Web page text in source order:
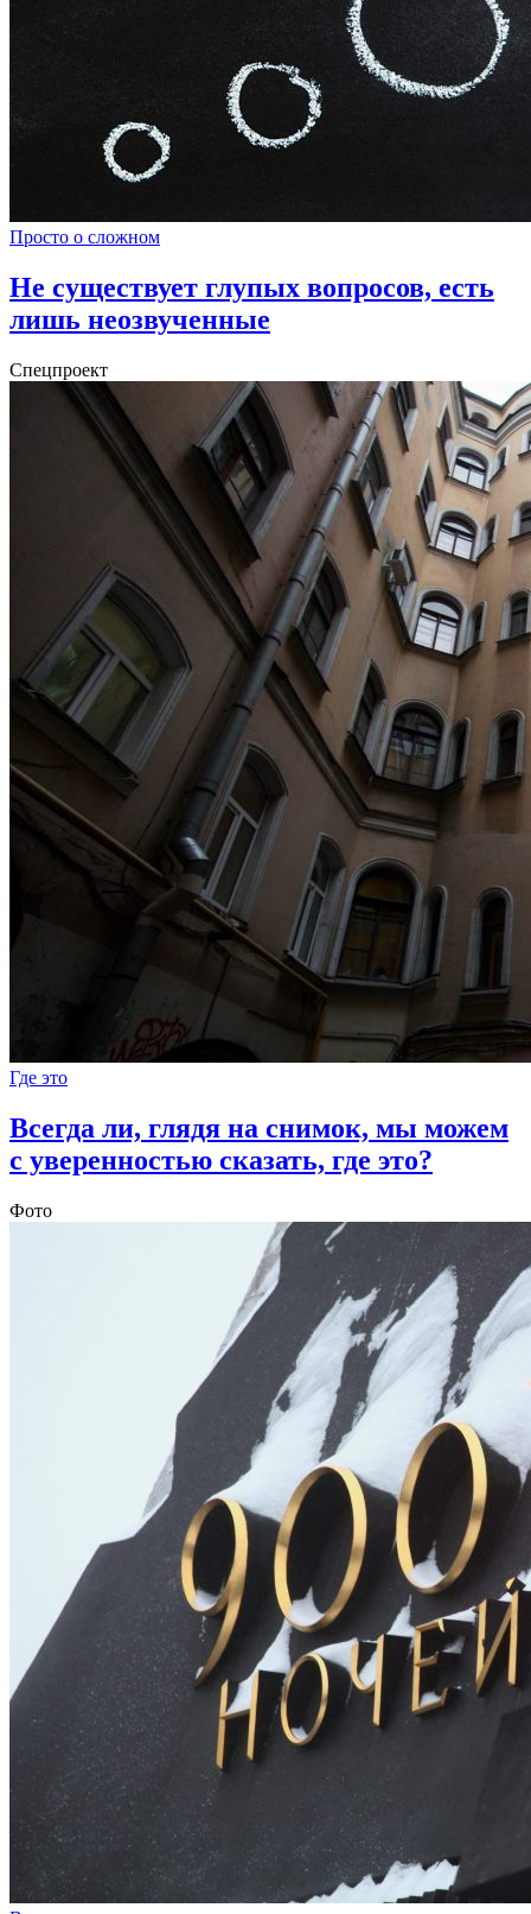
Просто о сложном
Не существует глупых вопросов, есть
лишь неозвученные
Спецпроект
Где это
Всегда ли, глядя на снимок, мы можем
с уверенностью сказать, где это?
Фото